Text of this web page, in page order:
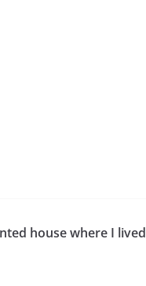
house where I lived